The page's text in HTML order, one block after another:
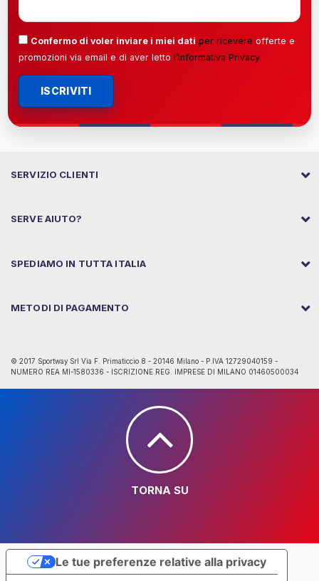
Confermo di voler inviare i miei dati per ricevere offerte e
promozioni via email e di aver letto l’Informativa Privacy.
ISCRIVITI
SERVIZIO CLIENTI
SERVE AIUTO?
SPEDIAMO IN TUTTA ITALIA
METODI DI PAGAMENTO
© 2017 Sportway Srl Via F. Primaticcio 8 - 20146 Milano - P.IVA 12729040159 -
NUMERO REA MI-1580336 - ISCRIZIONE REG. IMPRESE DI MILANO 01460500034
TORNA SU
Le tue preferenze relative alla privacy